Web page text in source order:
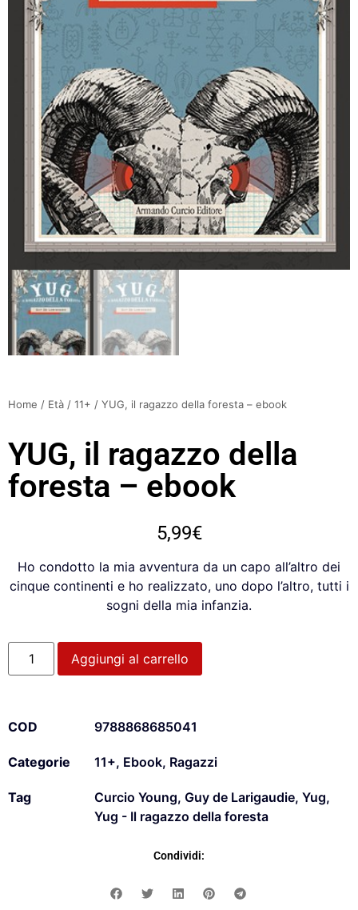
Home / Età / 11+ / YUG, il ragazzo della foresta – ebook
YUG, il ragazzo della
foresta – ebook
5,99€
Ho condotto la mia avventura da un capo all’altro dei
cinque continenti e ho realizzato, uno dopo l’altro, tutti i
sogni della mia infanzia.
Aggiungi al carrello
COD 9788868685041
Categorie 11+, Ebook, Ragazzi
Tag Curcio Young, Guy de Larigaudie, Yug,
Yug - Il ragazzo della foresta
Condividi: